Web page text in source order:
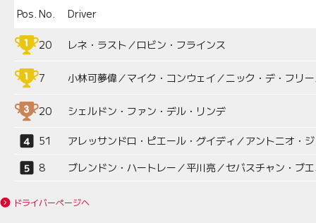
Pos. No. Driver
20 レネ・ラスト／ロビン・フラインス
7 小林可夢偉／マイク・コンウェイ／ニック・デ・フリ
20 シェルドン・ファン・デル・リンデ
51
アレッサンドロ・ピエール・グイディ／アントニオ・
8
ブレンドン・ハートレー／平川亮／セバスチャン・ブ
ドライバーページへ